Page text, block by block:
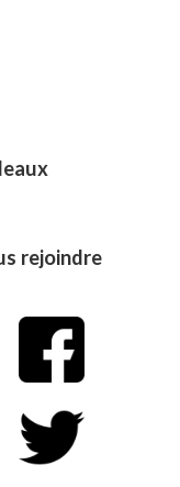
rejoindre